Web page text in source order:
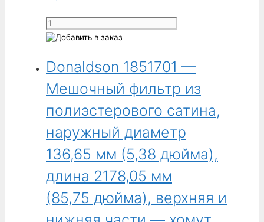
MIC
230,
MIC
460,
MIC
770,
1080,
MIC
1390,
PIC
230,
PIC
460,
PIC
Количество
товара
1851401
-
Огнеупорный
мешочный
фильтр
из
хлопчатобумажного
сатина,
наружный
диаметр
136,65 мм
Donaldson 1851701 —
Мешочный фильтр из
полиэстерового сатина,
наружный диаметр
136,65 мм (5,38 дюйма),
длина 2178,05 мм
(85,75 дюйма), верхняя и